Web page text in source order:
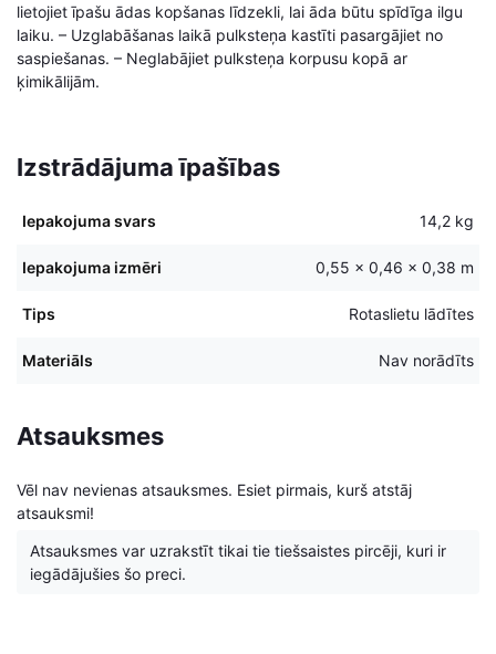
lietojiet īpašu ādas kopšanas līdzekli, lai āda būtu spīdīga ilgu
laiku. – Uzglabāšanas laikā pulksteņa kastīti pasargājiet no
saspiešanas. – Neglabājiet pulksteņa korpusu kopā ar
ķimikālijām.
Izstrādājuma īpašības
Iepakojuma svars 14,2 kg
Iepakojuma izmēri 0,55 × 0,46 × 0,38 m
Tips Rotaslietu lādītes
Materiāls Nav norādīts
Atsauksmes
Vēl nav nevienas atsauksmes. Esiet pirmais, kurš atstāj
atsauksmi!
Atsauksmes var uzrakstīt tikai tie tiešsaistes pircēji, kuri ir
iegādājušies šo preci.